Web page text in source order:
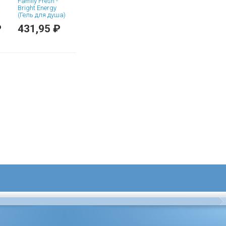
Bright Energy
(Гель для душа)
431,95 ₽